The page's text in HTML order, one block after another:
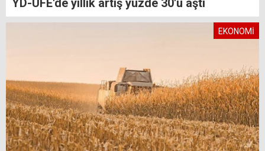
YD-ÜFE'de yıllık artış yüzde 30'u aştı
EKONOMİ